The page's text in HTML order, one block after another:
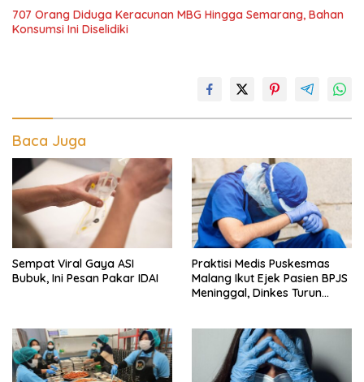
707 Orang Diduga Keracunan MBG Hingga Semarang, Bahan
Konsumsi Ini Diselidiki
Baca Juga
Sempat Viral Gaya ASI
Bubuk, Ini Pesan Pakar IDAI
Praktisi Medis Puskesmas
Malang Ikut Ejek Pasien BPJS
Meninggal, Dinkes Turun